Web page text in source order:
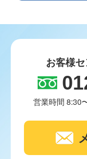
お客様
営業時間 8:30